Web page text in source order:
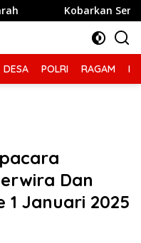
Semangat
DESA POLRI RAGAM
Dan
1 Januari 2025